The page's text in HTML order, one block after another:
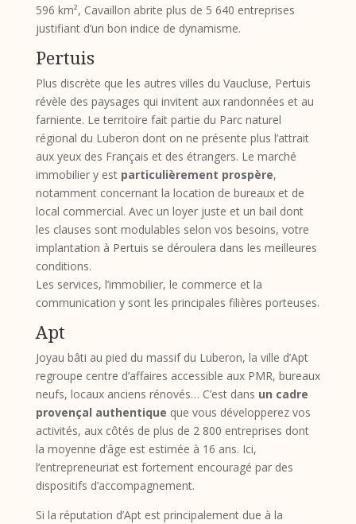
596 km², Cavaillon abrite plus de 5 640 entreprises
justifiant d’un bon indice de dynamisme.
Pertuis
Plus discrète que les autres villes du Vaucluse, Pertuis
révèle des paysages qui invitent aux randonnées et au
farniente. Le territoire fait partie du Parc naturel
régional du Luberon dont on ne présente plus l’attrait
aux yeux des Français et des étrangers. Le marché
immobilier y est particulièrement prospère,
notamment concernant la location de bureaux et de
local commercial. Avec un loyer juste et un bail dont
les clauses sont modulables selon vos besoins, votre
implantation à Pertuis se déroulera dans les meilleures
conditions.
Les services, l’immobilier, le commerce et la
communication y sont les principales filières porteuses.
Apt
Joyau bâti au pied du massif du Luberon, la ville d’Apt
regroupe centre d’affaires accessible aux PMR, bureaux
neufs, locaux anciens rénovés… C’est dans un cadre
provençal authentique que vous développerez vos
activités, aux côtés de plus de 2 800 entreprises dont
la moyenne d’âge est estimée à 16 ans. Ici,
l’entrepreneuriat est fortement encouragé par des
dispositifs d’accompagnement.
Si la réputation d’Apt est principalement due à la